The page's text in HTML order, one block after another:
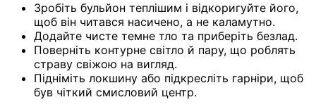
Зробіть бульйон теплішим і відкоригуйте його,
щоб він читався насичено, а не каламутно.
Додайте чисте темне тло та приберіть безлад.
Поверніть контурне світло й пару, що роблять
страву свіжою на вигляд.
Підніміть локшину або підкресліть гарніри, щоб
був чіткий смисловий центр.